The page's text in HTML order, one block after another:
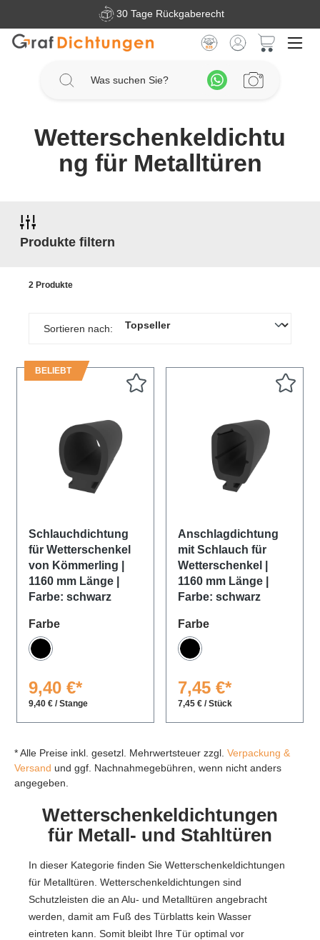
Zum Hauptinhalt springen30 Tage Rückgaberecht
Wetterschenkeldichtu
ng für Metalltüren
Produkte filtern
2 Produkte
Sortieren nach:
BELIEBT
Schlauchdichtung
für Wetterschenkel
von Kömmerling |
1160 mm Länge |
Farbe: schwarz
Farbeauswählen
Schwarz
9,40 €*
9,40 € / Stange
Anschlagdichtung
mit Schlauch für
Wetterschenkel |
1160 mm Länge |
Farbe: schwarz
Farbeauswählen
Schwarz
7,45 €*
7,45 € / Stück
* Alle Preise inkl. gesetzl. Mehrwertsteuer zzgl. Verpackung &
Versand und ggf. Nachnahmegebühren, wenn nicht anders
angegeben.
Wetterschenkeldichtungen
für Metall- und Stahltüren
In dieser Kategorie finden Sie Wetterschenkeldichtungen
für Metalltüren. Wetterschenkeldichtungen sind
Schutzleisten die an Alu- und Metalltüren angebracht
werden, damit am Fuß des Türblatts kein Wasser
eintreten kann. Somit bleibt Ihre Tür optimal vor